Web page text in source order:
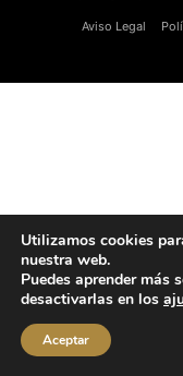
Aviso Legal
Utilizamos cookies
nuestra web.
Puedes aprender más
desactivarlas en los
Aceptar